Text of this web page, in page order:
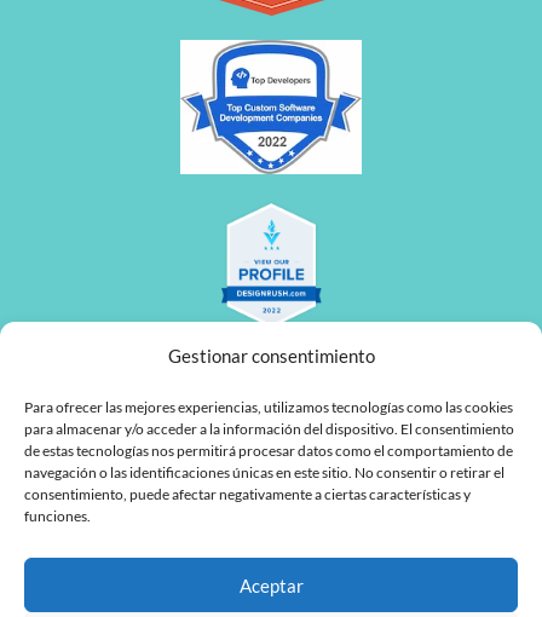
Gestionar consentimiento
Para ofrecer las mejores experiencias, utilizamos tecnologías como las cookies
para almacenar y/o acceder a la información del dispositivo. El consentimiento
de estas tecnologías nos permitirá procesar datos como el comportamiento de
navegación o las identificaciones únicas en este sitio. No consentir o retirar el
consentimiento, puede afectar negativamente a ciertas características y
funciones.
Aceptar
L
n
F
MyTaskPanel Consulting